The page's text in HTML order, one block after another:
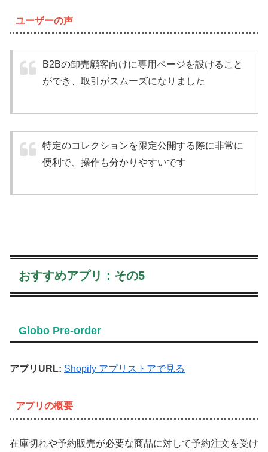
ユーザーの声
B2Bの卸売顧客向けに専用ページを設けること
ができ、取引がスムーズになりました
特定のコレクションを限定公開する際に非常に
便利で、操作も分かりやすいです
おすすめアプリ：その5
Globo Pre-order
アプリURL: Shopify アプリストアで見る
アプリの概要
在庫切れや予約販売が必要な商品に対して予約注文を受け